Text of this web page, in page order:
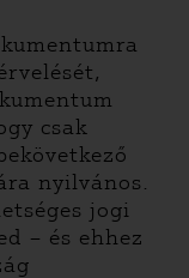
csak
nyilvános.
jogi
– és ehhez